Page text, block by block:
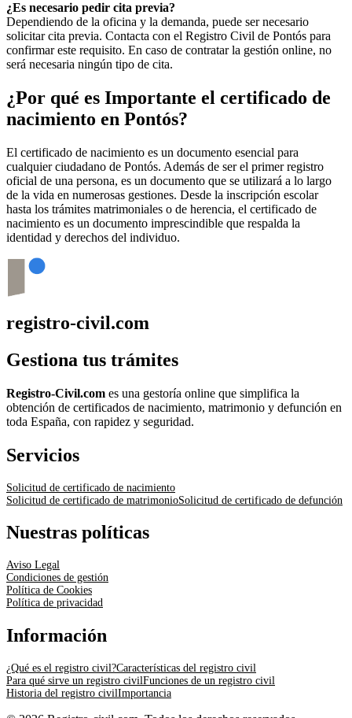
¿Es necesario pedir cita previa?
Dependiendo de la oficina y la demanda, puede ser necesario
solicitar cita previa. Contacta con el Registro Civil de Pontós para
confirmar este requisito. En caso de contratar la gestión online, no
será necesaria ningún tipo de cita.
¿Por qué es Importante el certificado de
nacimiento en Pontós?
El certificado de nacimiento es un documento esencial para
cualquier ciudadano de Pontós. Además de ser el primer registro
oficial de una persona, es un documento que se utilizará a lo largo
de la vida en numerosas gestiones. Desde la inscripción escolar
hasta los trámites matrimoniales o de herencia, el certificado de
nacimiento es un documento imprescindible que respalda la
identidad y derechos del individuo.
registro-civil.com
Gestiona tus trámites
Registro-Civil.com es una gestoría online que simplifica la
obtención de certificados de nacimiento, matrimonio y defunción en
toda España, con rapidez y seguridad.
Servicios
Solicitud de certificado de nacimiento
Solicitud de certificado de matrimonioSolicitud de certificado de defunción
Nuestras políticas
Aviso Legal
Condiciones de gestión
Política de Cookies
Política de privacidad
Información
¿Qué es el registro civil?Características del registro civil
Para qué sirve un registro civilFunciones de un registro civil
Historia del registro civilImportancia